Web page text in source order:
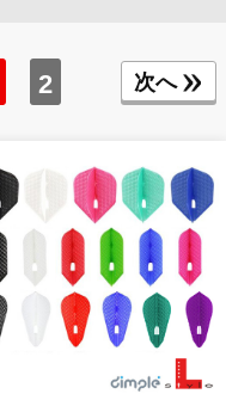
2 次へ